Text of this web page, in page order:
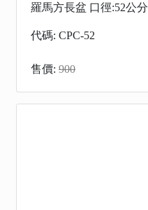
羅馬方長盆 口徑:52公分
代碼: CPC-52
售價: 900